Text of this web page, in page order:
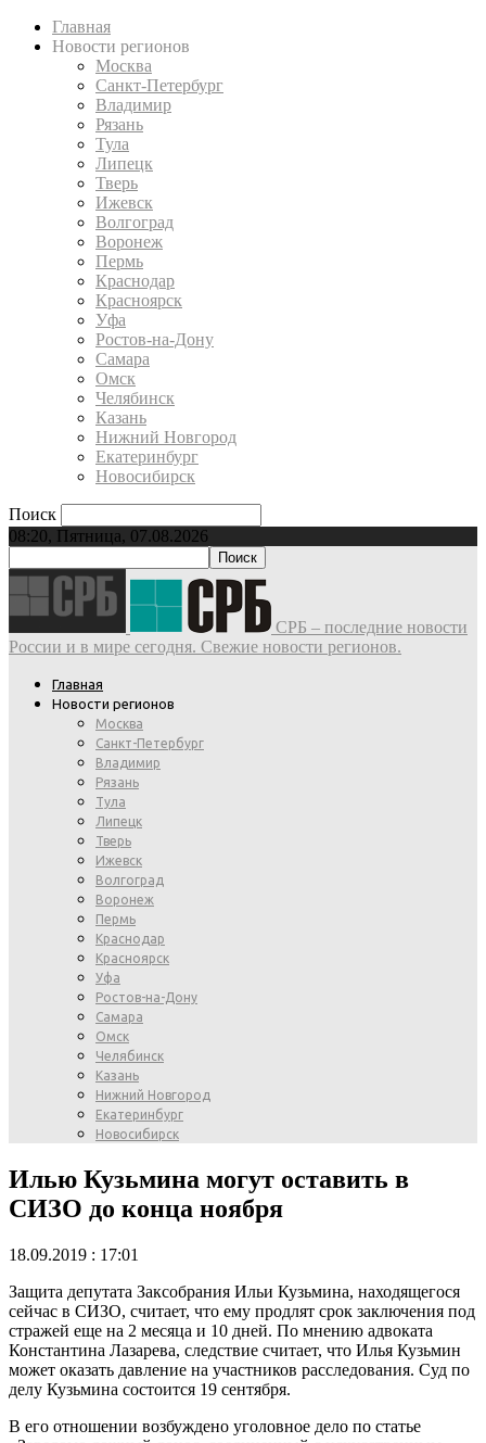
Главная
Новости регионов
Москва
Санкт-Петербург
Владимир
Рязань
Тула
Липецк
Тверь
Ижевск
Волгоград
Воронеж
Пермь
Краснодар
Красноярск
Уфа
Ростов-на-Дону
Самара
Омск
Челябинск
Казань
Нижний Новгород
Екатеринбург
Новосибирск
Поиск
08:20, Пятница, 07.08.2026
СРБ – последние новости
России и в мире сегодня. Свежие новости регионов.
Главная
Новости регионов
Москва
Санкт-Петербург
Владимир
Рязань
Тула
Липецк
Тверь
Ижевск
Волгоград
Воронеж
Пермь
Краснодар
Красноярск
Уфа
Ростов-на-Дону
Самара
Омск
Челябинск
Казань
Нижний Новгород
Екатеринбург
Новосибирск
Илью Кузьмина могут оставить в
СИЗО до конца ноября
18.09.2019 : 17:01
Защита депутата Заксобрания Ильи Кузьмина, находящегося
сейчас в СИЗО, считает, что ему продлят срок заключения под
стражей еще на 2 месяца и 10 дней. По мнению адвоката
Константина Лазарева, следствие считает, что Илья Кузьмин
может оказать давление на участников расследования. Суд по
делу Кузьмина состоится 19 сентября.
В его отношении возбуждено уголовное дело по статье